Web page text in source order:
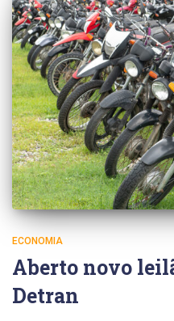
ECONOMIA
Aberto novo
Detran